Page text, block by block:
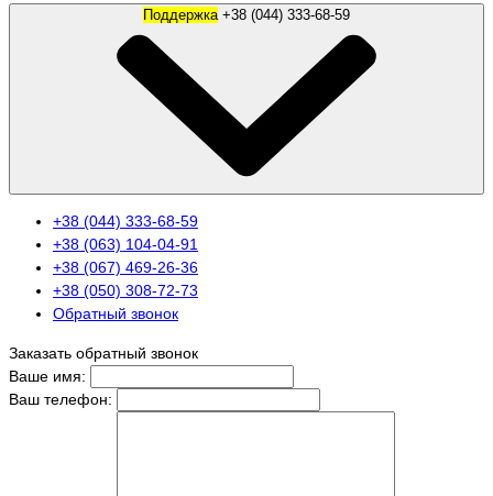
Поддержка
+38 (044) 333-68-59
+38 (063) 104-04-91
+38 (067) 469-26-36
+38 (050) 308-72-73
Обратный звонок
Заказать обратный звонок
Ваше имя:
Ваш телефон: